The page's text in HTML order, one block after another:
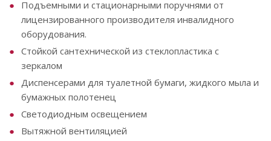
Подъемными и стационарными поручнями от
лицензированного производителя инвалидного
оборудования.
Стойкой сантехнической из стеклопластика с
зеркалом
Диспенсерами для туалетной бумаги, жидкого мыла и
бумажных полотенец
Светодиодным освещением
Вытяжной вентиляцией